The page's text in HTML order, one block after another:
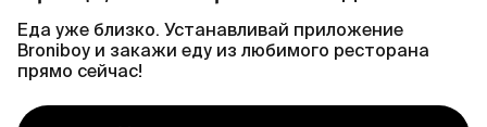
Еда уже близко. Устанавливай приложение
Broniboy и закажи еду из любимого ресторана
прямо сейчас!